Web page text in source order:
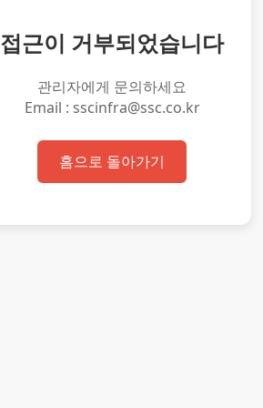
접근이 거부되었습니다
관리자에게 문의하세요
Email : sscinfra@ssc.co.kr
홈으로 돌아가기